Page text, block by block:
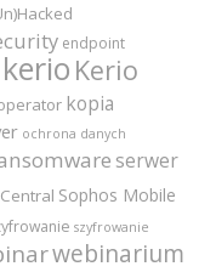
endpoint
kerio Kerio
kopia
ochrona danych
serwer
Sophos Mobile
szyfrowanie
webinarium